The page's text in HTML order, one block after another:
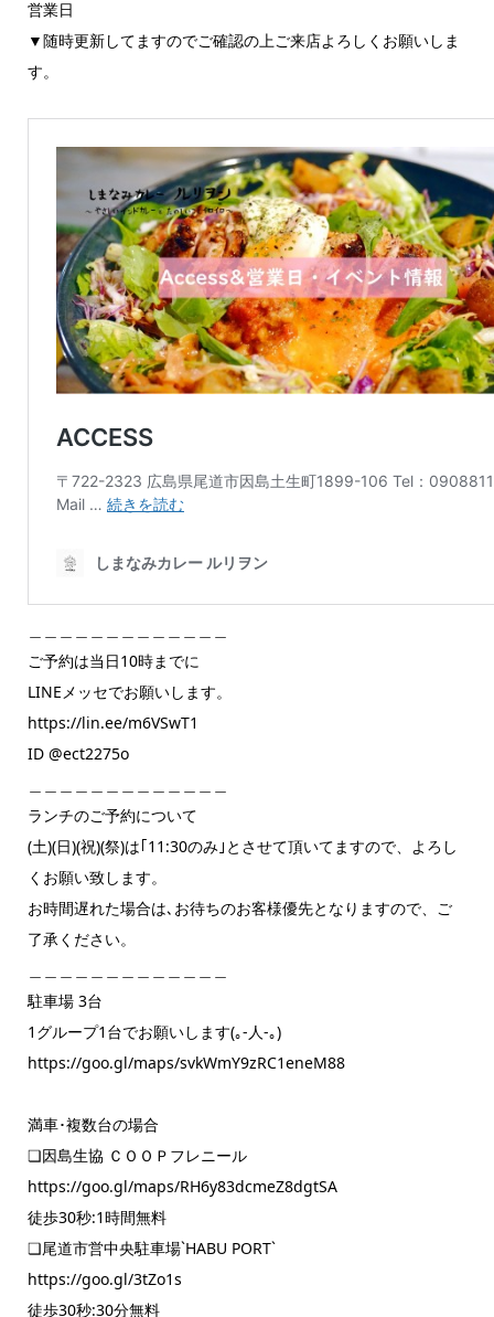
営業日
▼随時更新してますのでご確認の上ご来店よろしくお願いしま
す。
ご予約は当日10時までに
LINEメッセでお願いします。
https://lin.ee/m6VSwT1
ID @ect2275o
ランチのご予約について
(土)(日)(祝)(祭)は｢11:30のみ｣とさせて頂いてますので、よろし
くお願い致します。
お時間遅れた場合は､お待ちのお客様優先となりますので、ご
了承ください。
駐車場 3台
1グループ1台でお願いします(｡-人-｡)
https://goo.gl/maps/svkWmY9zRC1eneM88
満車･複数台の場合
❏因島生協 ＣＯＯＰフレニール
https://goo.gl/maps/RH6y83dcmeZ8dgtSA
徒歩30秒:1時間無料
❏尾道市営中央駐車場`HABU PORT`
https://goo.gl/3tZo1s
徒歩30秒:30分無料